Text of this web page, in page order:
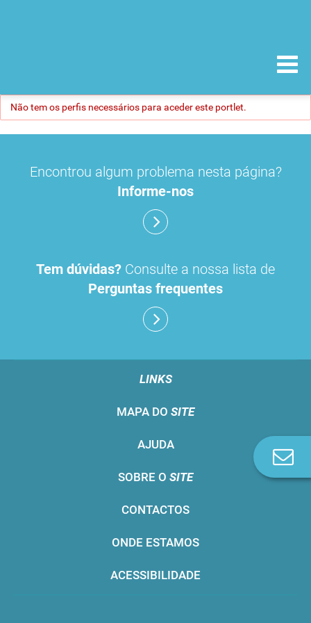
Não tem os perfis necessários para aceder este portlet.
Encontrou algum problema nesta página?
Informe-nos
Tem dúvidas? Consulte a nossa lista de
Perguntas frequentes
LINKS
MAPA DO SITE
AJUDA
SOBRE O SITE
CONTACTOS
ONDE ESTAMOS
ACESSIBILIDADE